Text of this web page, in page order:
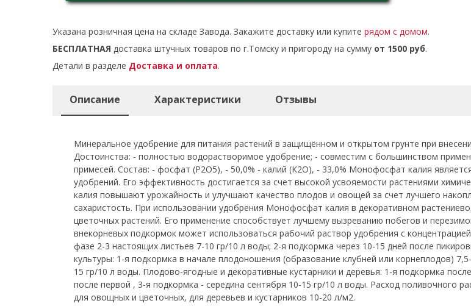
Указана розничная цена на складе Завода. Закажите доставку или купитерядом с домом.
БЕСПЛАТНАЯ доставка штучных товаров по г.Томску и пригороду на сумму от 1500 руб.
Детали в разделе Доставка и оплата.
Описание Характеристики Отзывы
Минеральное удобрение для питания растений в защищённом и открытом грунте при
Достоинства: - полностью водорастворимое удобрение; - совместим с большинством
примесей. Состав: - фосфат (Р2О5), - 50,0% - калий (К2О), - 33,0% Монофосфат калия
удобрений. Его эффективность достигается за счет высокой усвояемости растениями
калия повышают урожайность и улучшают качество плодов и овощей за счет лучшего
сахаристость. При использовании удобрения Монофосфат калия в декоративном
цветочных растений. Его применение способствует лучшему вызреванию побегов и
внекорневых подкормок может использоваться рабочий раствор удобрения с
фазе 2-3 настоящих листьев 7-10 гр/10 л воды; 2-я подкормка через 10-15 дней после
культуры: 1-я подкормка в начале плодоношения (образование клубней или корнеплодов)
15 гр/10 л воды. Плодово-ягодные и декоративные кустарники и деревья: 1-я подкормка
после первой , 3-я подкормка - середина сентября 10-15 гр/10 л воды. Расход поливочного
для овощных и цветочных, для деревьев и кустарников 10-20 л/м2.